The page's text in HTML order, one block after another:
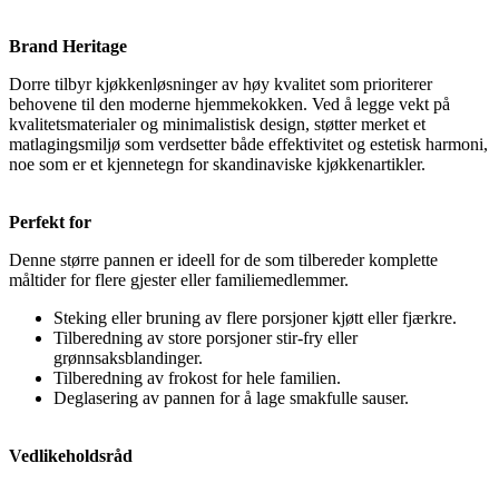
Brand Heritage
Dorre tilbyr kjøkkenløsninger av høy kvalitet som prioriterer
behovene til den moderne hjemmekokken. Ved å legge vekt på
kvalitetsmaterialer og minimalistisk design, støtter merket et
matlagingsmiljø som verdsetter både effektivitet og estetisk harmoni,
noe som er et kjennetegn for skandinaviske kjøkkenartikler.
Perfekt for
Denne større pannen er ideell for de som tilbereder komplette
måltider for flere gjester eller familiemedlemmer.
Steking eller bruning av flere porsjoner kjøtt eller fjærkre.
Tilberedning av store porsjoner stir-fry eller
grønnsaksblandinger.
Tilberedning av frokost for hele familien.
Deglasering av pannen for å lage smakfulle sauser.
Vedlikeholdsråd